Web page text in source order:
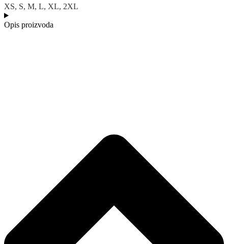
XS, S, M, L, XL, 2XL
Opis proizvoda